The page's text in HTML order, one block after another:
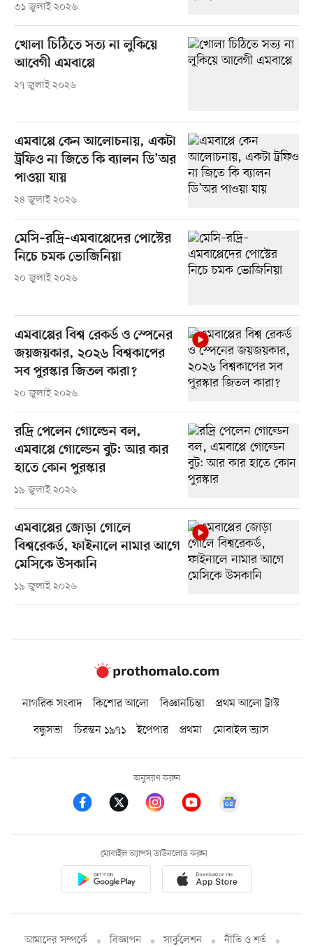
৩১ জুলাই ২০২৬
খোলা চিঠিতে সত্য না লুকিয়ে
আবেগী এমবাপ্পে
২৭ জুলাই ২০২৬
এমবাপ্পে কেন আলোচনায়, একটা
ট্রফিও না জিতে কি ব্যালন ডি’অর
পাওয়া যায়
২৪ জুলাই ২০২৬
মেসি–রদ্রি–এমবাপ্পেদের পোস্টের
নিচে চমক ভোজিনিয়া
২০ জুলাই ২০২৬
এমবাপ্পের বিশ্ব রেকর্ড ও স্পেনের
জয়জয়কার, ২০২৬ বিশ্বকাপের
সব পুরস্কার জিতল কারা?
২০ জুলাই ২০২৬
রদ্রি পেলেন গোল্ডেন বল,
এমবাপ্পে গোল্ডেন বুট: আর কার
হাতে কোন পুরস্কার
১৯ জুলাই ২০২৬
এমবাপ্পের জোড়া গোলে
বিশ্বরেকর্ড, ফাইনালে নামার আগে
মেসিকে উসকানি
১৯ জুলাই ২০২৬
নাগরিক সংবাদ কিশোর আলো বিজ্ঞানচিন্তা
প্রথম আলো ট্রাস্ট
বন্ধুসভা
চিরন্তন ১৯৭১ ইপেপার প্রথমা মোবাইল ভ্যাস
অনুসরণ করুন
মোবাইল অ্যাপস ডাউনলোড করুন
আমাদের সম্পর্কে বিজ্ঞাপন সার্কুলেশন নীতি ও শর্ত